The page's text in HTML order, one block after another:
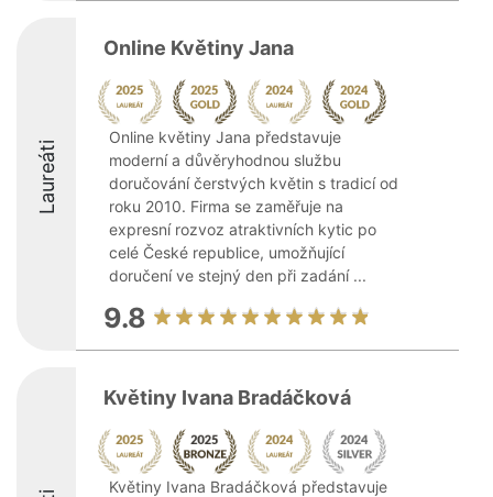
Laureáti
Online Květiny Jana
Online květiny Jana představuje
moderní a důvěryhodnou službu
doručování čerstvých květin s tradicí od
roku 2010. Firma se zaměřuje na
expresní rozvoz atraktivních kytic po
celé České republice, umožňující
doručení ve stejný den při zadání ...
9.8
Květiny Ivana Bradáčková
Květiny Ivana Bradáčková představuje